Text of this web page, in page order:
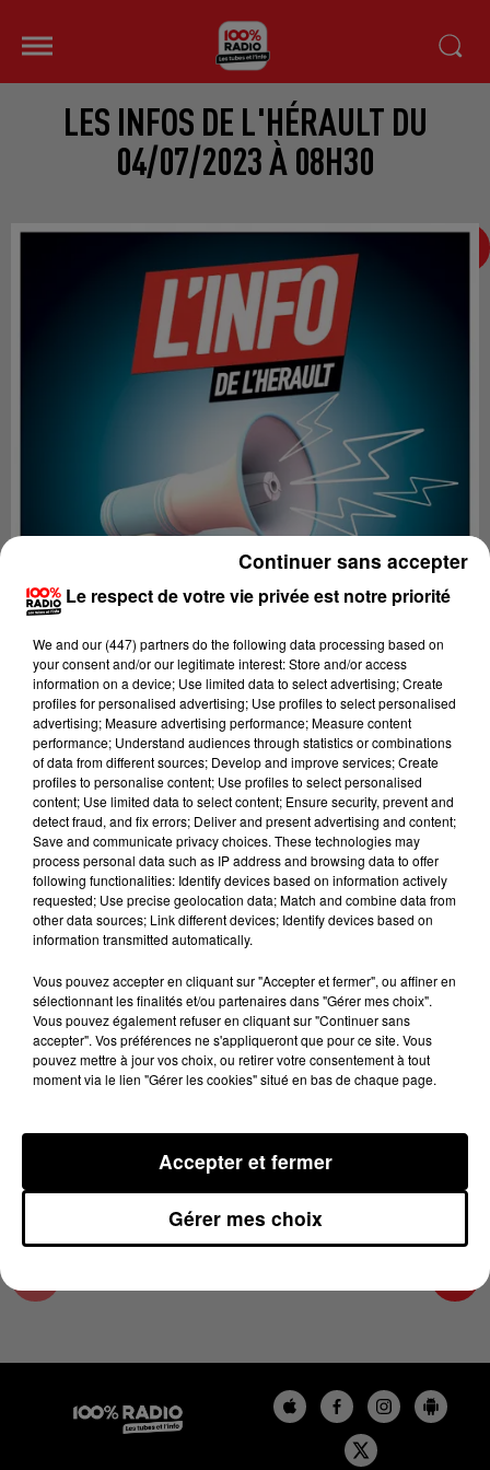
LES INFOS DE L'HÉRAULT DU
04/07/2023 À 08H30
Lecture (4 min 13 sec)
100%
100% Radio les infos de l'Hérault
4 juillet 2023 - 4 min 13 sec
LES INFOS DE L'HÉRAULT DU 04/07/2023 À
08H30
Podcasts infos de l'Hérault
Le respect de votre vie privée est notre priorité
We and our (447) partnersdo the following data processing based on
your consent and/or our legitimate interest: Store and/or access
information on a device; Use limited data to select advertising; Create
profiles for personalised advertising; Use profiles to select personalised
advertising; Measure advertising performance; Measure content
performance; Understand audiences through statistics or combinations
of data from different sources; Develop and improve services; Create
profiles to personalise content; Use profiles to select personalised
content; Use limited data to select content; Ensure security, prevent and
detect fraud, and fix errors; Deliver and present advertising and content;
Save and communicate privacy choices. These technologies may
process personal data such as IP address and browsing data to offer
following functionalities: Identify devices based on information actively
requested; Use precise geolocation data; Match and combine data from
other data sources; Link different devices; Identify devices based on
information transmitted automatically.
Vous pouvez accepter en cliquant sur "Accepter et fermer", ou affiner en
sélectionnant les finalités et/ou partenaires dans "Gérer mes choix".
Vous pouvez également refuser en cliquant sur "Continuer sans
accepter". Vos préférences ne s'appliqueront que pour ce site. Vous
pouvez mettre à jour vos choix, ou retirer votre consentement à tout
moment via le lien "Gérer les cookies" situé en bas de chaque page.
Gérer mes choix
Accepter et fermer
Continuer sans accepter